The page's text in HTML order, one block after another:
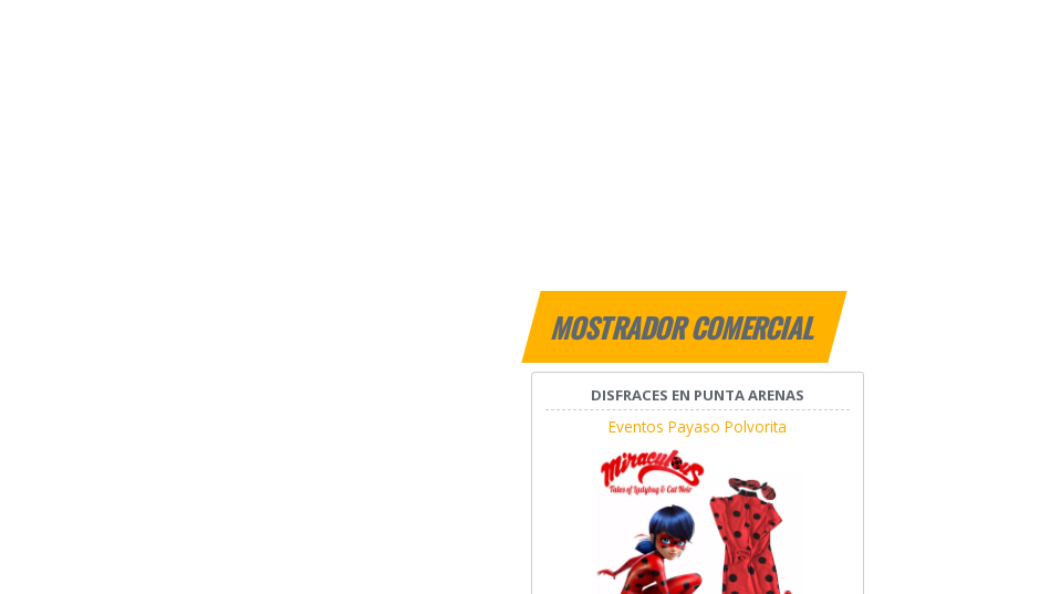
MOSTRADOR COMERCIAL
DISFRACES EN PUNTA ARENAS
Eventos Payaso Polvorita